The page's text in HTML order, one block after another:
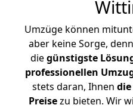
Umzüge können
aber keine Sorge,
diegünstigste
professionellen
stets daran, Ihnen
Preisezu bieten. Wir